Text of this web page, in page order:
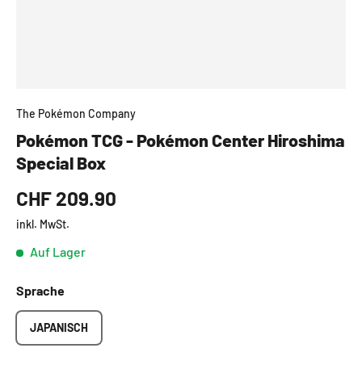
The Pokémon Company
Pokémon TCG - Pokémon Center Hiroshima
Special Box
CHF 209.90
inkl. MwSt.
Auf Lager
Sprache
JAPANISCH